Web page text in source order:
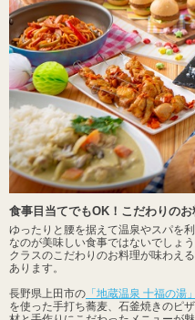
食事目当てでもOK！こだわりの
ゆったりと腰を据えて温泉やスパを
なのが美味しい食事ではないでしょ
クラスのこだわりのお料理が味わえ
あります。
長野県上田市の 「地蔵温泉 十福の湯」
を使った手打ち蕎麦、石釜焼きのピ